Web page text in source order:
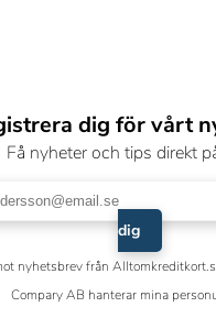
dig för vårt
Få nyheter och tips direkt
dig
nyhetsbrev från
Compary AB hanterar mina